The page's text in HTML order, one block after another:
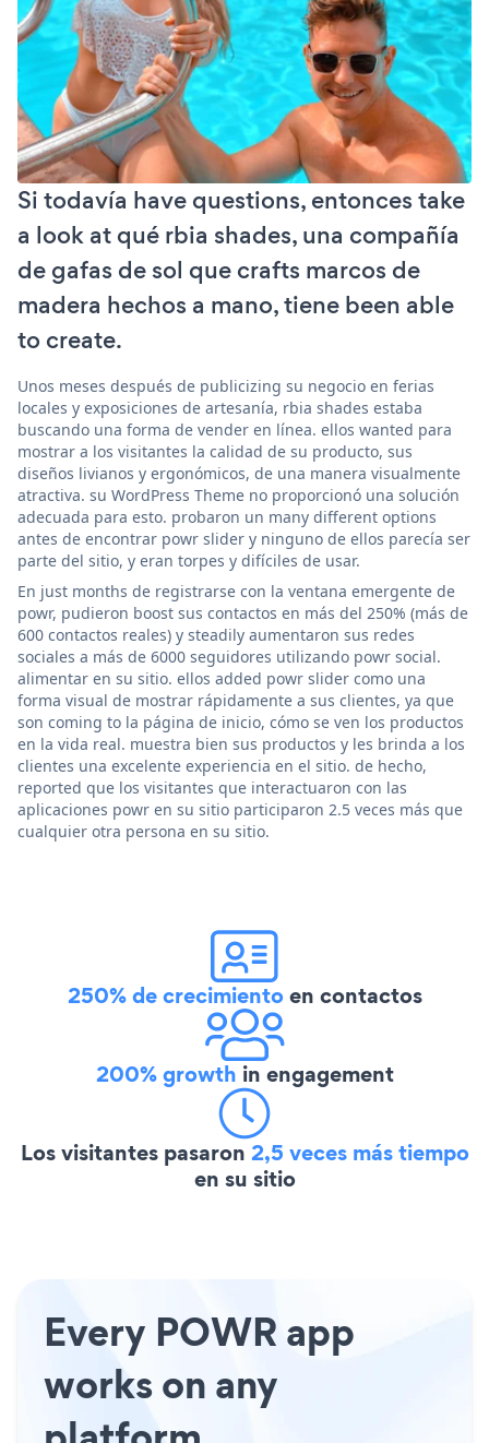
Si todavía have questions, entonces take
a look at qué rbia shades, una compañía
de gafas de sol que crafts marcos de
madera hechos a mano, tiene been able
to create.
Unos meses después de publicizing su negocio en ferias
locales y exposiciones de artesanía, rbia shades estaba
buscando una forma de vender en línea. ellos wanted para
mostrar a los visitantes la calidad de su producto, sus
diseños livianos y ergonómicos, de una manera visualmente
atractiva. su WordPress Theme no proporcionó una solución
adecuada para esto. probaron un many different options
antes de encontrar powr slider y ninguno de ellos parecía ser
parte del sitio, y eran torpes y difíciles de usar.
En just months de registrarse con la ventana emergente de
powr, pudieron boost sus contactos en más del 250% (más de
600 contactos reales) y steadily aumentaron sus redes
sociales a más de 6000 seguidores utilizando powr social.
alimentar en su sitio. ellos added powr slider como una
forma visual de mostrar rápidamente a sus clientes, ya que
son coming to la página de inicio, cómo se ven los productos
en la vida real. muestra bien sus productos y les brinda a los
clientes una excelente experiencia en el sitio. de hecho,
reported que los visitantes que interactuaron con las
aplicaciones powr en su sitio participaron 2.5 veces más que
cualquier otra persona en su sitio.
250% de crecimientoen contactos
200% growth in engagement
Los visitantes pasaron 2,5 veces más tiempo
en su sitio
Every POWR app
works on any